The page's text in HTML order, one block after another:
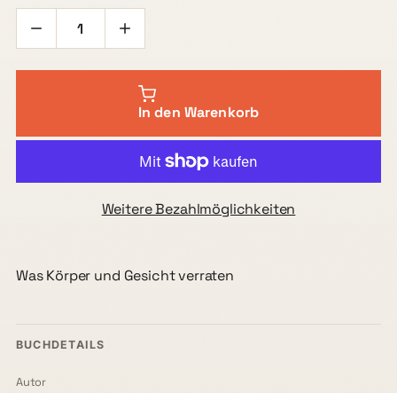
In den Warenkorb
Weitere Bezahlmöglichkeiten
Was Körper und Gesicht verraten
BUCHDETAILS
Autor